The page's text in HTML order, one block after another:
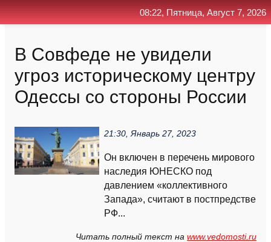
В Совфеде не увидели
угроз историческому центру
Одессы со стороны России
21:30, Январь 27, 2023
Он включен в перечень мирового
наследия ЮНЕСКО под
давлением «коллективного
Запада», считают в постпредстве
РФ...
Читать полный текст на www.vedomosti.ru
08:22, Пятница, Август 7, 2026